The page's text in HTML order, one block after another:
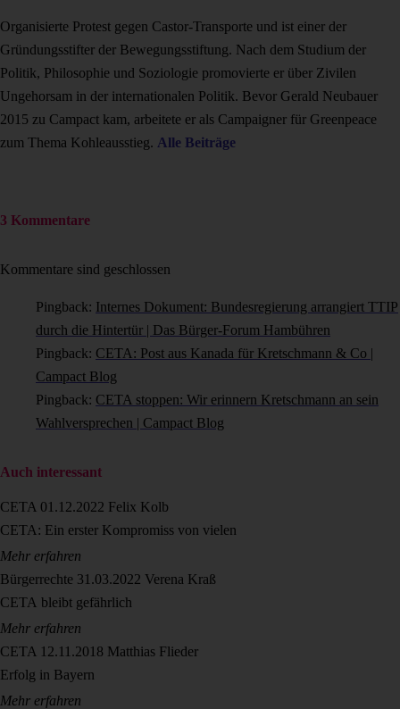
Organisierte Protest gegen Castor-Transporte und ist einer der
Gründungsstifter der Bewegungsstiftung. Nach dem Studium der
Politik, Philosophie und Soziologie promovierte er über Zivilen
Ungehorsam in der internationalen Politik. Bevor Gerald Neubauer
2015 zu Campact kam, arbeitete er als Campaigner für Greenpeace
zum Thema Kohleausstieg. Alle Beiträge
3 Kommentare
Kommentare sind geschlossen
Pingback: Internes Dokument: Bundesregierung arrangiert TTIP
durch die Hintertür | Das Bürger-Forum Hambühren
Pingback: CETA: Post aus Kanada für Kretschmann & Co |
Campact Blog
Pingback: CETA stoppen: Wir erinnern Kretschmann an sein
Wahlversprechen | Campact Blog
Auch interessant
CETA 01.12.2022 Felix Kolb
CETA: Ein erster Kompromiss von vielen
Mehr erfahren
Bürgerrechte 31.03.2022 Verena Kraß
CETA bleibt gefährlich
Mehr erfahren
CETA 12.11.2018 Matthias Flieder
Erfolg in Bayern
Mehr erfahren